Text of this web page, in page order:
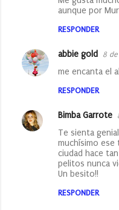
aunque por
RESPONDER
abbie gold 8
me encanta el
RESPONDER
Bimba Garrote
Te sienta
muchísimo ese
ciudad hace
pelitos nunca
Un besito!!
RESPONDER